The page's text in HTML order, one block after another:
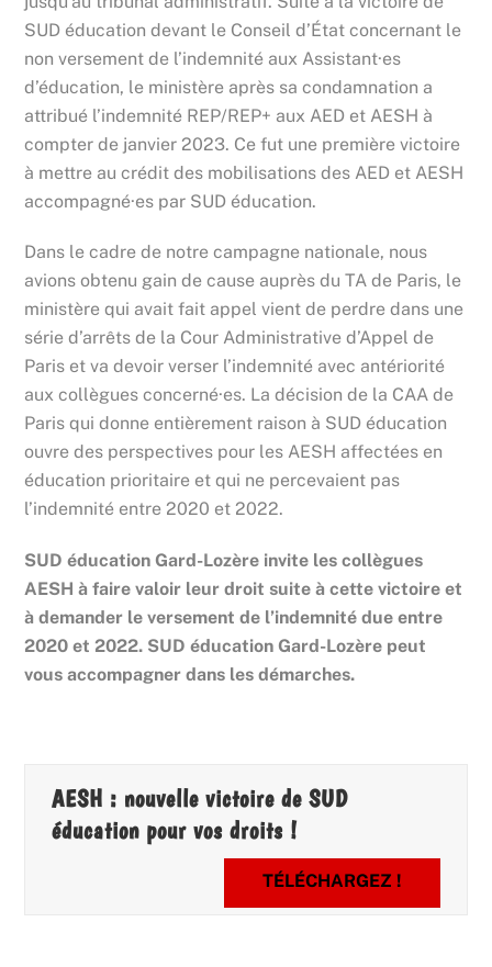
SUD éducation devant le Conseil d’État concernant le
non versement de l’indemnité aux Assistant·es
d’éducation, le ministère après sa condamnation a
attribué l’indemnité REP/REP+ aux AED et AESH à
compter de janvier 2023. Ce fut une première victoire
à mettre au crédit des mobilisations des AED et AESH
accompagné·es par SUD éducation.
Dans le cadre de notre campagne nationale, nous
avions obtenu gain de cause auprès du TA de Paris, le
ministère qui avait fait appel vient de perdre dans une
série d’arrêts de la Cour Administrative d’Appel de
Paris et va devoir verser l’indemnité avec antériorité
aux collègues concerné·es. La décision de la CAA de
Paris qui donne entièrement raison à SUD éducation
ouvre des perspectives pour les AESH affectées en
éducation prioritaire et qui ne percevaient pas
l’indemnité entre 2020 et 2022.
SUD éducation Gard-Lozère invite les collègues
AESH à faire valoir leur droit suite à cette victoire et
à demander le versement de l’indemnité due entre
2020 et 2022. SUD éducation Gard-Lozère peut
vous accompagner dans les démarches.
AESH : nouvelle victoire de SUD
éducation pour vos droits !
TÉLÉCHARGEZ !